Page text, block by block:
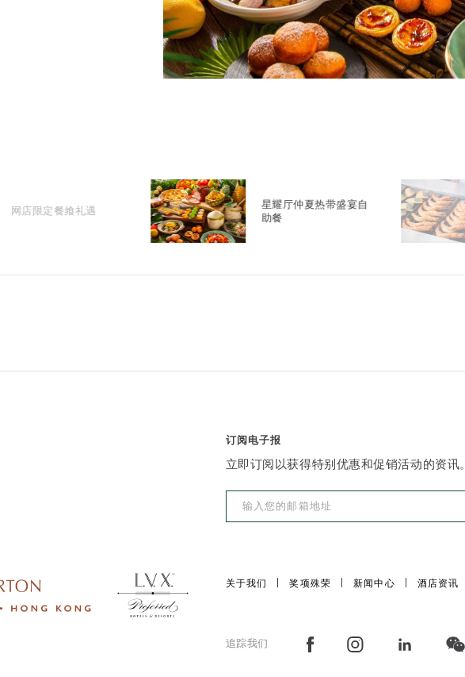
网店限定餐飨礼遇
星耀厅仲夏热带盛宴自
助餐
订阅电子报
立即订阅以获得特别优惠和促销活动的资讯
关于我们 奖项殊荣 新闻中心 酒店资讯
追踪我们